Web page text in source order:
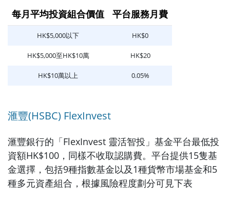
每月平均投資組合價值 平台服務月費
HK$5,000以下 HK$0
HK$5,000至HK$10萬 HK$20
HK$10萬以上 0.05%
滙豐(HSBC) FlexInvest
滙豐銀行的「FlexInvest 靈活智投」基金平台最低投
資額HK$100，同樣不收取認購費。平台提供15隻基
金選擇，包括9種指數基金以及1種貨幣市場基金和5
種多元資產組合，根據風險程度劃分可見下表